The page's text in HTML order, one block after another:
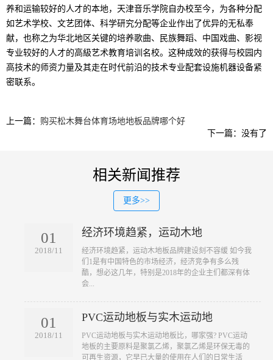
养和运输较好的人才的本地，天津音乐学院自办校至今，为各种分配
如艺术学校、文艺团体、科学研究分配等企业作出了优异的无私奉
献，也称之为华北地区关键的培养歌曲、民族舞蹈、中国戏曲、影视
专业较好的人才的高級艺术教育培训名校。这种成效的获得与校园内
高技术的师资力量及其走在时代前沿的技术专业配套设施机器设备紧
密联系。
上一篇： 购买松木舞台体育场地地板品牌哪个好
下一篇：没有了
相关新闻推荐
更多>>
01
2018/11
经济环境趋紧，运动木地
​经济环境趋紧，运动木地板品牌建设刻不容缓 如今我
们1是有中国特色的市场经济，经济竞争有多么残
酷，想必这几年，特别是2018年的企业主们都深有体
会...
01
2018/11
PVC运动地板与实木运动地
​PVC运动地板与实木运动地板比，哪家强? PVC运动
地板的主要原料是聚氯乙烯，聚氯乙烯是环保无毒的
可再生资源，它早已大量的使用在人们的日常生活